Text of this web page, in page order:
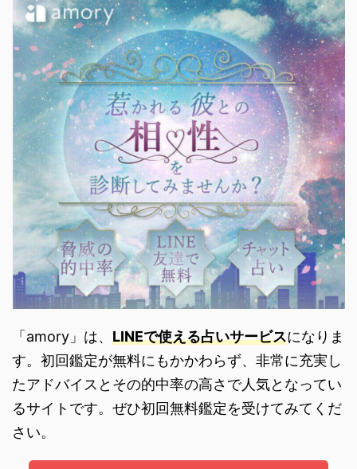
「amory」は、 LINEで使える占いサービスになりま
す。初回鑑定が無料にもかかわらず、非常に充実し
たアドバイスとその的中率の高さで人気となってい
るサイトです。ぜひ初回無料鑑定を受けてみてくだ
さい。